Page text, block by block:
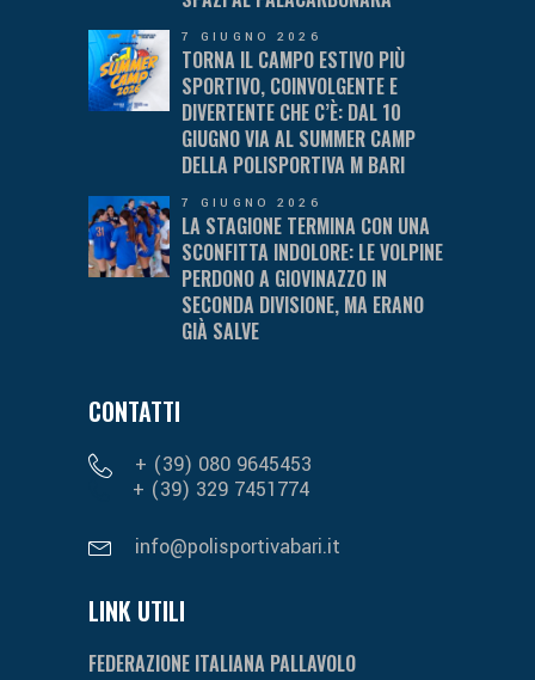
7 GIUGNO 2026
TORNA IL CAMPO ESTIVO PIÙ
SPORTIVO, COINVOLGENTE E
DIVERTENTE CHE C’È: DAL 10
GIUGNO VIA AL SUMMER CAMP
DELLA POLISPORTIVA M BARI
7 GIUGNO 2026
LA STAGIONE TERMINA CON UNA
SCONFITTA INDOLORE: LE VOLPINE
PERDONO A GIOVINAZZO IN
SECONDA DIVISIONE, MA ERANO
GIÀ SALVE
CONTATTI
+ (39) 080 9645453
+ (39) 329 7451774
info@polisportivabari.it
LINK UTILI
FEDERAZIONE ITALIANA PALLAVOLO